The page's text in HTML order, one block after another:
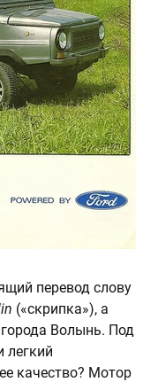
перевод слову
(«скрипка»), а
Волынь. Под
легкий
качество? Мотор